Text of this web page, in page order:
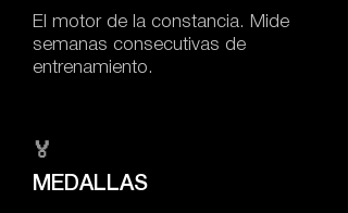
El motor de la constancia. Mide
semanas consecutivas de
entrenamiento.
🏅
MEDALLAS